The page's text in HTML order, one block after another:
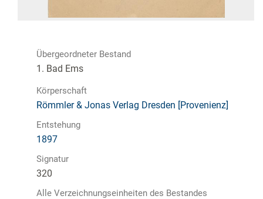
Übergeordneter Bestand
1. Bad Ems
Körperschaft
Römmler & Jonas Verlag Dresden [Provenienz]
Entstehung
1897
Signatur
320
Alle Verzeichnungseinheiten des Bestandes